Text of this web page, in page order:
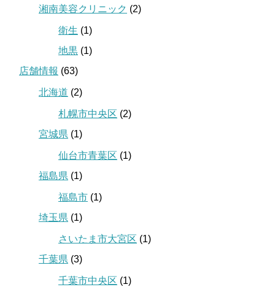
湘南美容クリニック (2)
衛生 (1)
地黒 (1)
店舗情報 (63)
北海道 (2)
札幌市中央区 (2)
宮城県 (1)
仙台市青葉区 (1)
福島県 (1)
福島市 (1)
埼玉県 (1)
さいたま市大宮区 (1)
千葉県 (3)
千葉市中央区 (1)